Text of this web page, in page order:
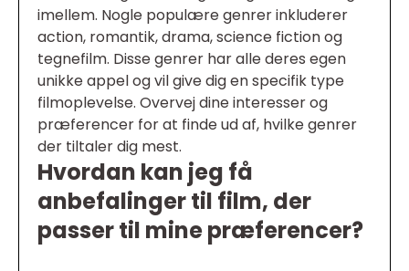
imellem. Nogle populære genrer inkluderer
action, romantik, drama, science fiction og
tegnefilm. Disse genrer har alle deres egen
unikke appel og vil give dig en specifik type
filmoplevelse. Overvej dine interesser og
præferencer for at finde ud af, hvilke genrer
der tiltaler dig mest.
Hvordan kan jeg få
anbefalinger til film, der
passer til mine præferencer?